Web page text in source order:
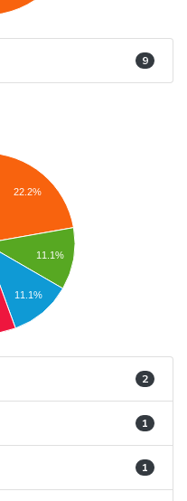
9
22.2%
11.1%
11.1%
2
1
1